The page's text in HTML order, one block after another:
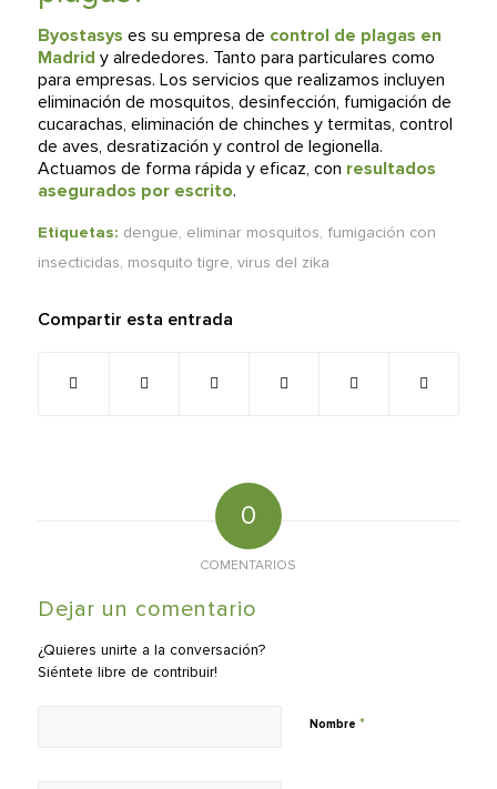
Byostasys es su empresa de control de plagas en
Madrid y alrededores. Tanto para particulares como
para empresas. Los servicios que realizamos incluyen
eliminación de mosquitos, desinfección, fumigación de
cucarachas, eliminación de chinches y termitas, control
de aves, desratización y control de legionella.
Actuamos de forma rápida y eficaz, con resultados
asegurados por escrito.
Etiquetas: dengue, eliminar mosquitos, fumigación con
insecticidas, mosquito tigre, virus del zika
Compartir esta entrada
0
COMENTARIOS
Dejar un comentario
¿Quieres unirte a la conversación?
Siéntete libre de contribuir!
Nombre *